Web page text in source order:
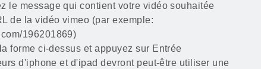
le message qui contient votre vidéo souhaitée
de la vidéo vimeo (par exemple:
196201869)
forme ci-dessus et appuyez sur Entrée
d'iphone et d'ipad devront peut-être utiliser une